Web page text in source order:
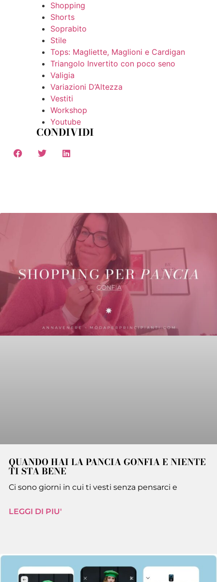
Shopping
Shorts
Soprabito
Stile
Tops: Magliette, Maglioni e Cardigan
Triangolo Invertito con poco seno
Valigia
Variazioni D’Altezza
Vestiti
Workshop
Youtube
CONDIVIDI
QUANDO HAI LA PANCIA GONFIA E NIENTE
TI STA BENE
Ci sono giorni in cui ti vesti senza pensarci e
LEGGI DI PIU'